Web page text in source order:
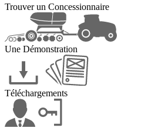
Trouver un Concessionnaire
Une Démonstration
Téléchargements